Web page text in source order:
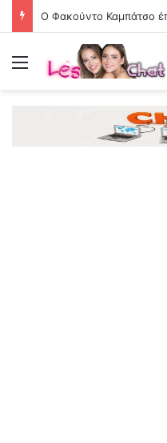
Menu